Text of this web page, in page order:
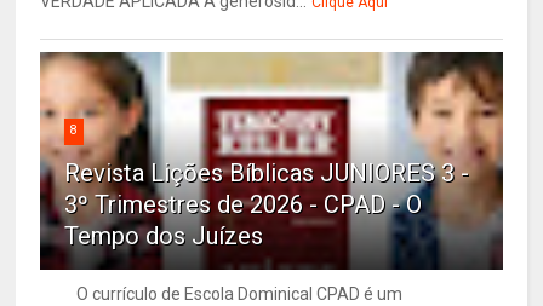
8
Revista Lições Bíblicas JUNIORES 3 -
3º Trimestres de 2026 - CPAD - O
Tempo dos Juízes
O currículo de Escola Dominical CPAD é um